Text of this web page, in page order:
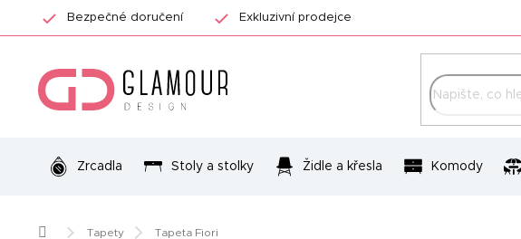
Bezpečné doručení Exkluzivní prodejce
Zrcadla Stoly a stolky Židle a křesla Komody
Domů Tapety Tapeta Fiori